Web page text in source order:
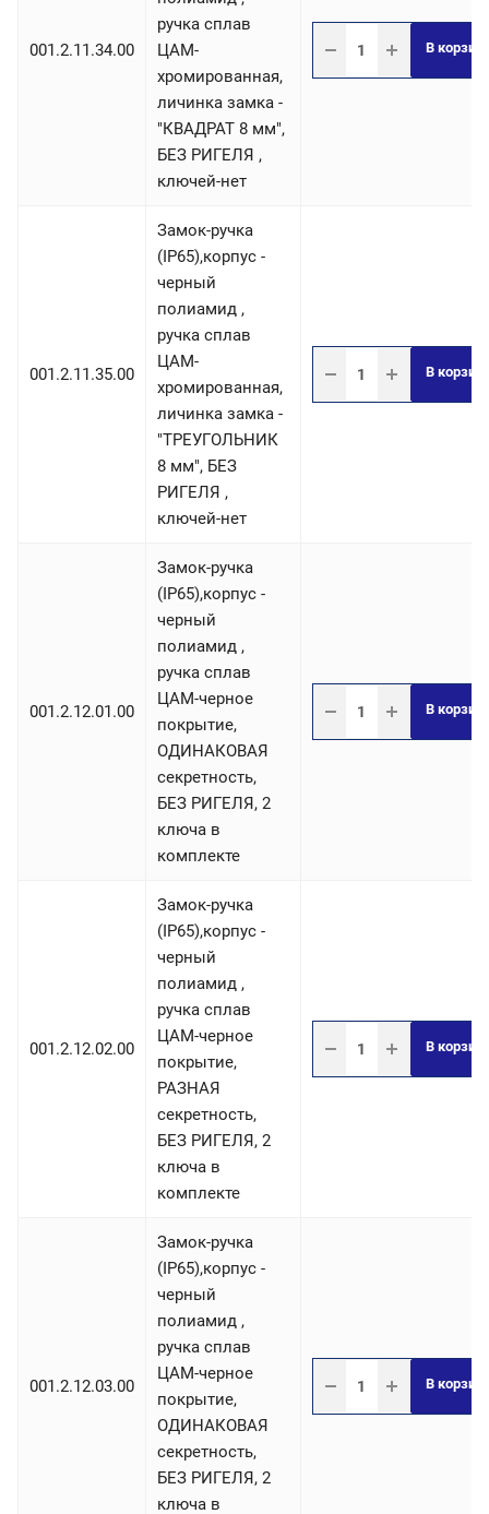
001.2.11.34.00
ручка сплав
ЦАМ-
хромированная,
личинка замка -
"КВАДРАТ 8 мм",
БЕЗ РИГЕЛЯ ,
ключей-нет
В
001.2.11.35.00
Замок-ручка
(IP65),корпус -
черный
полиамид ,
ручка сплав
ЦАМ-
хромированная,
личинка замка -
"ТРЕУГОЛЬНИК
8 мм", БЕЗ
РИГЕЛЯ ,
ключей-нет
В
001.2.12.01.00
Замок-ручка
(IP65),корпус -
черный
полиамид ,
ручка сплав
ЦАМ-черное
покрытие,
ОДИНАКОВАЯ
секретность,
БЕЗ РИГЕЛЯ, 2
ключа в
комплекте
В
001.2.12.02.00
Замок-ручка
(IP65),корпус -
черный
полиамид ,
ручка сплав
ЦАМ-черное
покрытие,
РАЗНАЯ
секретность,
БЕЗ РИГЕЛЯ, 2
ключа в
комплекте
В
001.2.12.03.00
Замок-ручка
(IP65),корпус -
черный
полиамид ,
ручка сплав
ЦАМ-черное
покрытие,
ОДИНАКОВАЯ
секретность,
БЕЗ РИГЕЛЯ, 2
ключа в
В